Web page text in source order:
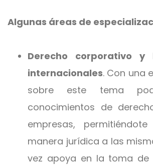
Algunas áreas de
Derecho corporativo y
internacionales. Con una
sobre este tema
conocimientos de
empresas,
manera jurídica a las
vez apoya en la toma de